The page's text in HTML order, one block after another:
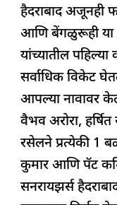
हैदराबाद अजूनही
आणि बेंगळुरूही या
यांच्यातील
सर्वाधिक विकेट
आपल्या नावावर
वैभव अरोरा,
रसेलने प्रत्येकी 1
कुमार आणि पॅट
सनरायझर्स